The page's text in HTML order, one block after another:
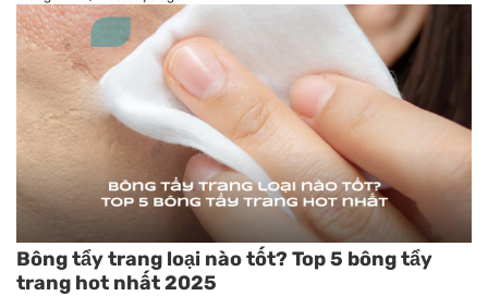
Bông tẩy trang loại nào tốt? Top 5 bông tẩy
trang hot nhất 2025